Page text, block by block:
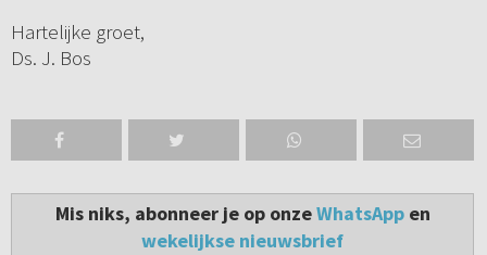
Hartelijke groet,
Ds. J. Bos
Mis niks, abonneer je op onzeWhatsAppen
wekelijkse nieuwsbrief